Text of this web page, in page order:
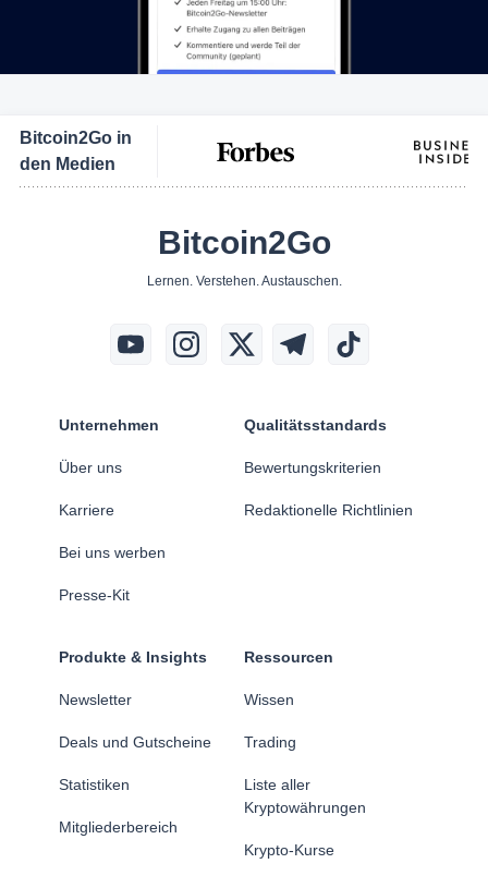
Bitcoin2Go in
den Medien
Bitcoin2Go
Lernen. Verstehen. Austauschen.
Unternehmen
Über uns
Karriere
Bei uns werben
Presse-Kit
Qualitätsstandards
Bewertungskriterien
Redaktionelle Richtlinien
Produkte & Insights
Newsletter
Deals und Gutscheine
Statistiken
Mitgliederbereich
Ressourcen
Wissen
Trading
Liste aller
Kryptowährungen
Krypto-Kurse